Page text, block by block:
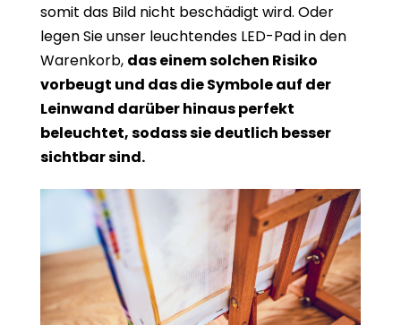
somit das Bild nicht beschädigt wird. Oder
legen Sie unser leuchtendes LED-Pad in den
Warenkorb, das einem solchen Risiko
vorbeugt und das die Symbole auf der
Leinwand darüber hinaus perfekt
beleuchtet, sodass sie deutlich besser
sichtbar sind.